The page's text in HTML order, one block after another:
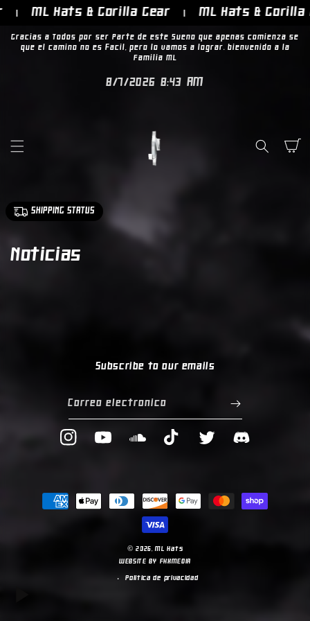
ML Hats & Gorilla Gear ML Hats & Gorilla
DIRECTAMENTE
Gracias a Todos por ser Parte de este Sueno que apenas comienza sé
que el camino no es fácil, pero lo vamos a lograr. bienvenido a la
Familia ML
8/7/2026 8:43 AM
Carrito
SHIPPING STATUS
Noticias
Subscribe to our emails
Correo electrónico
InstagramYouTubeTranslationTikTok Twitter
Translation
Formas
© 2026,ML Hats
WEBSITE BY FKXMEDIA
Política de privacidad